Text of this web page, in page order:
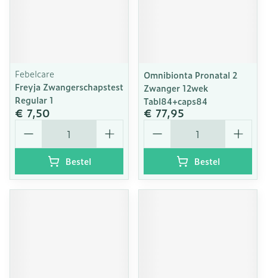
Febelcare
Freyja Zwangerschapstest
Regular 1
€ 7,50
Aantal
Bestel
Omnibionta Pronatal 2
Zwanger 12wek
Tabl84+caps84
€ 77,95
Aantal
Bestel